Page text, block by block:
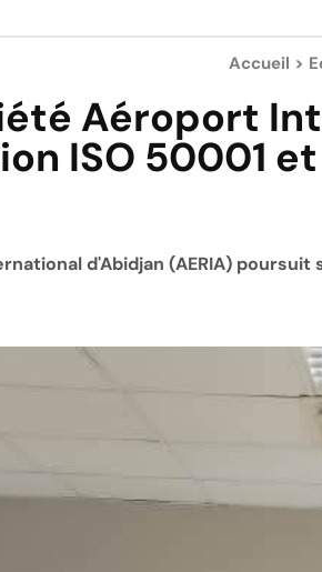
Accueil >
Aéroport
ISO 50001
d'Abidjan (AERIA)